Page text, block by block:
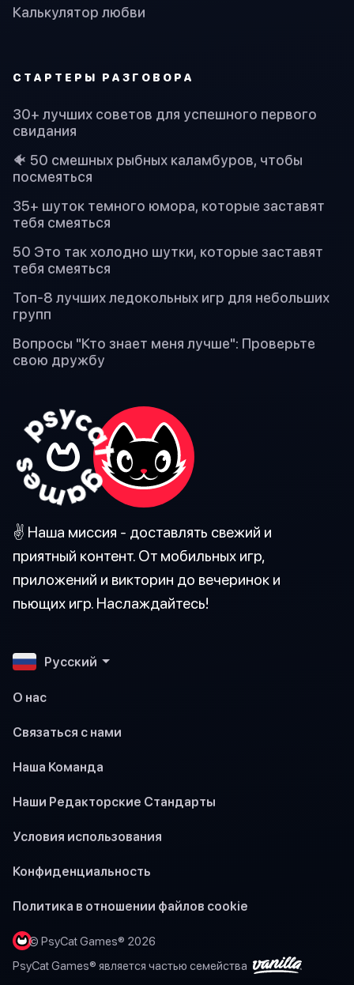
Калькулятор любви
СТАРТЕРЫ РАЗГОВОРА
30+ лучших советов для успешного первого
свидания
🐠 50 смешных рыбных каламбуров, чтобы
посмеяться
35+ шуток темного юмора, которые заставят
тебя смеяться
50 Это так холодно шутки, которые заставят
тебя смеяться
Топ-8 лучших ледокольных игр для небольших
групп
Вопросы "Кто знает меня лучше": Проверьте
свою дружбу
✌️ Наша миссия - доставлять свежий и
приятный контент. От мобильных игр,
приложений и викторин до вечеринок и
пьющих игр. Наслаждайтесь!
Pусский
О нас
Связаться с нами
Наша Команда
Наши Редакторские Стандарты
Условия использования
Конфиденциальность
Политика в отношении файлов cookie
© PsyCat Games® 2026
PsyCat Games® является частью семейства